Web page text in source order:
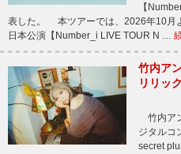
【
表した。 本ツアーでは、2026年10月
日本公演【Number_i LIVE TOUR N …
竹内ア
リリッ
竹内ア
ジタルコ
secret